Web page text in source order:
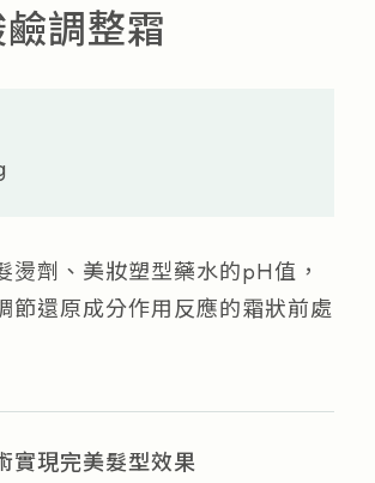
調整霜
燙劑、美妝塑型藥水的pH值，
節還原成分作用反應的霜狀前處
實現完美髮型效果